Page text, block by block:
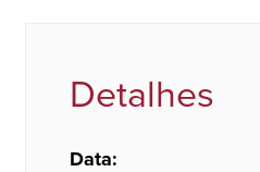
Detalhes
Data: